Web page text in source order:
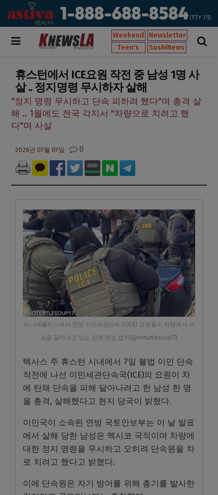
Weekend
Newsletter
Teen's
SushiNews
휴스턴에서 ICE요원 작전 중 남성 1명 사
살 .. 정지명령 무시하자 살해
"정지 명령 무시하고 단속 피하려 했다"며 총격 살
해 .. 1월에도 전국 각지서 "차량으로 치려고 했
다"며 사살
2026년 07월 07일 0
미니애폴리스에서 연방 이민세관단속국(ICE) 요원들이 차량에서 여
성을 끌어내고 있는 장면.영상 캡처(@noturtlesoup17)
텍사스 주 휴스턴 시내에서 7일 불법 이민 단속
작전에 나선 이민세관단속국(ICE)의 요원이 차
에 탄채 단속을 피해 달아나려고 한 남성 한 명
을 총격, 살해했다고 현지 당국이 밝혔다.
이민국이 소속된 연방 국토안보부는 이 날 발표
에서 살해 당한 남성은 멕시코 국적이며 차량에
대한 정지 명령을 무시하고 오히려 단속원을 차
로 치려고 했다고 밝혔다.
이에 단속원은 자기 방어를 위해 총기를 발사한